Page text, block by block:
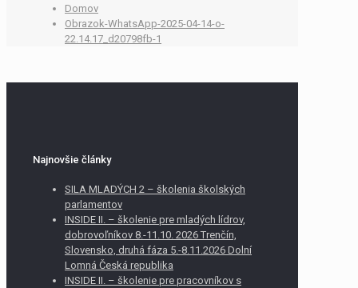
Domov
Obrazok-WhatsApp-2025-04-14-o-
22.14.17_d20798fb-1
Najnovšie články
SILA MLADÝCH 2 – školenia školských
parlamentov
INSIDE II. – školenie pre mladých lídrov,
dobrovoľníkov 8.-11.10. 2026 Trenčín,
Slovensko, druhá fáza 5.-8.11.2026 Dolní
Lomná Česká republika
INSIDE II. – školenie pre pracovníkov s